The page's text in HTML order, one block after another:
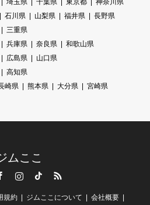
埼玉県 千葉県 東京都
神奈川県
石川県 山梨県 福井県
長野県
三重県
兵庫県 奈良県
和歌山県
広島県
山口県
高知県
崎県 熊本県 大分県
宮崎県
ムここ
規約 ジムここについて 会社概要